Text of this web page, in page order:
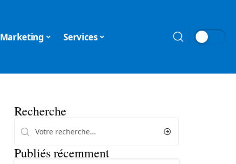
Marketing Services
Recherche
Publiés récemment